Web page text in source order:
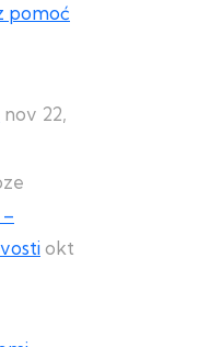
pomoć
nov 22,
okt